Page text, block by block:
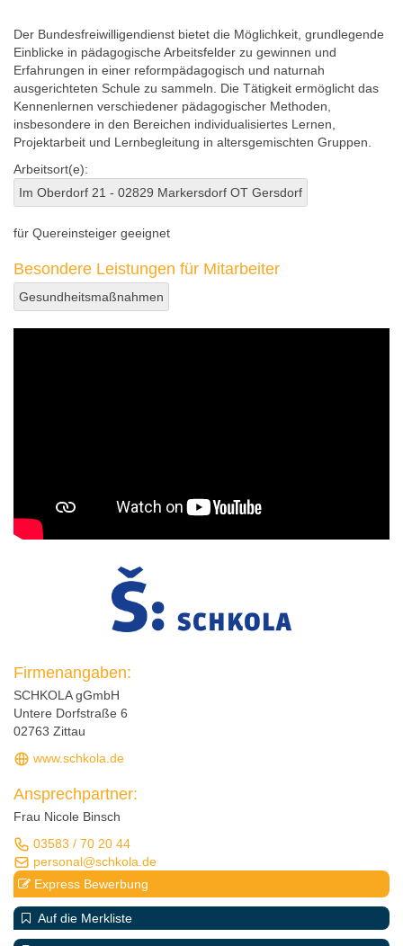
Der Bundesfreiwilligendienst bietet die Möglichkeit, grundlegende
Einblicke in pädagogische Arbeitsfelder zu gewinnen und
Erfahrungen in einer reformpädagogisch und naturnah
ausgerichteten Schule zu sammeln. Die Tätigkeit ermöglicht das
Kennenlernen verschiedener pädagogischer Methoden,
insbesondere in den Bereichen individualisiertes Lernen,
Projektarbeit und Lernbegleitung in altersgemischten Gruppen.
Arbeitsort(e):
Im Oberdorf 21 - 02829 Markersdorf OT Gersdorf
für Quereinsteiger geeignet
Besondere Leistungen für Mitarbeiter
Gesundheitsmaßnahmen
Firmenangaben:
SCHKOLA gGmbH
Untere Dorfstraße 6
02763 Zittau
www.schkola.de
Ansprechpartner:
Frau Nicole Binsch
03583 / 70 20 44
personal@schkola.de
Express Bewerbung
Auf die Merkliste